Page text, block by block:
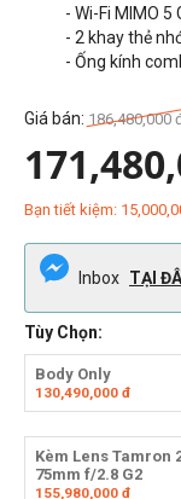
- Wi-Fi MIMO
- 2 khay thẻ
- Ống kính
Giá bán: 186,480,000
Bạn tiết kiệm:
Inbox TẠI
Tùy Chọn:
Body Only
130,490,000 đ
Kèm Lens Tamron
75mm f/2.8 G2
155,980,000 đ